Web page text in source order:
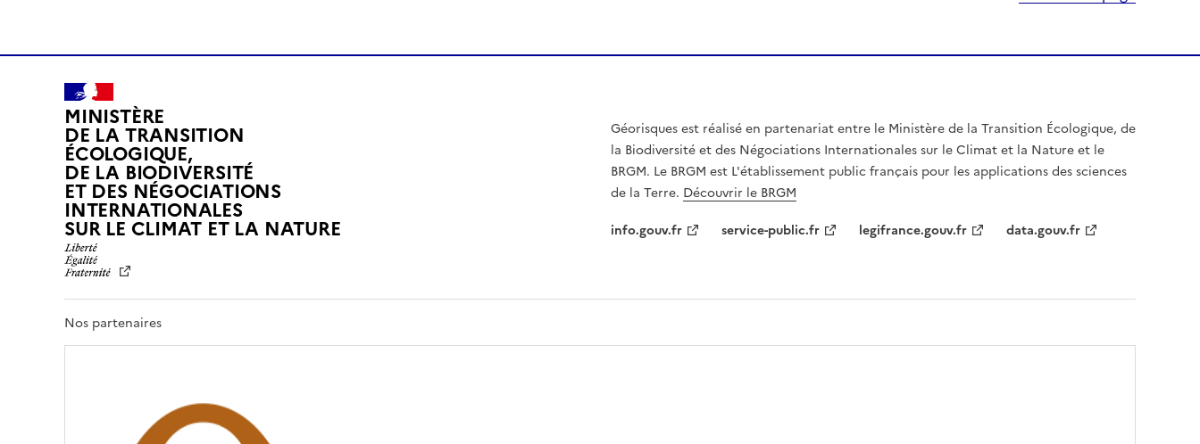
MINISTÈRE
DE LA TRANSITION
ÉCOLOGIQUE,
DE LA BIODIVERSITÉ
ET DES NÉGOCIATIONS
INTERNATIONALES
SUR LE CLIMAT ET LA NATUREL
R
É
Géorisques est réalisé en partenariat entre le Ministère de la Transition Écologique, de
la Biodiversité et des Négociations Internationales sur le Climat et la Nature et le
BRGM. Le BRGM est L'établissement public français pour les applications des sciences
de la Terre. Découvrir le BRGM
info.gouv.fr
service-public.fr legifrance.gouv.fr data.gouv.fr
Nos partenaires